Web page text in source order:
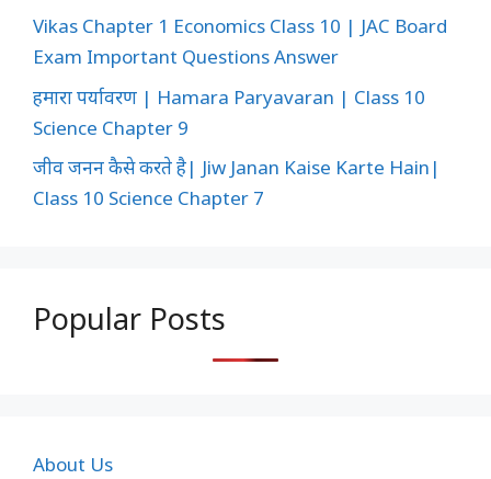
Vikas Chapter 1 Economics Class 10 | JAC Board
Exam Important Questions Answer
हमारा पर्यावरण | Hamara Paryavaran | Class 10
Science Chapter 9
जीव जनन कैसे करते है| Jiw Janan Kaise Karte Hain|
Class 10 Science Chapter 7
Popular Posts
About Us